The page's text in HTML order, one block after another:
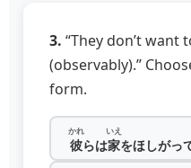
3. “They don’t want
(observably).”
form.
彼
かれ
らは家
いえ
をほしがっ